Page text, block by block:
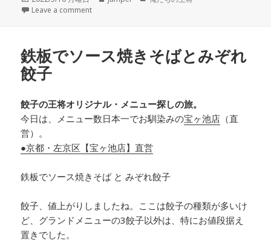
稿
Leave a comment
鉄板でソース焼きそばとみぞれ
餃子
餃子の王将オリジナル・メニュー探しの旅。
今日は、メニュー数日本一でお馴染みの宝ヶ池店 （直
営）。
●京都・左京区【宝ヶ池店】直営
鉄板でソース焼きそば と みぞれ餃子
餃子、値上がりしましたね。ここは餃子の種類が多いけ
ど、グランドメニューの3餃子以外は、特にお値段据え
置きでした。